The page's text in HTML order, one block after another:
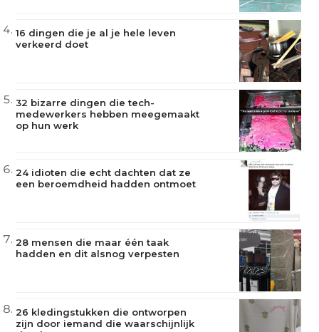
16 dingen die je al je hele leven
verkeerd doet
32 bizarre dingen die tech-
medewerkers hebben meegemaakt
op hun werk
24 idioten die echt dachten dat ze
een beroemdheid hadden ontmoet
28 mensen die maar één taak
hadden en dit alsnog verpesten
26 kledingstukken die ontworpen
zijn door iemand die waarschijnlijk